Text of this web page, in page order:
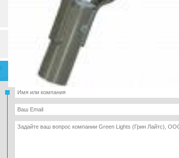
Товары компании (19)
Разделы и рубрики